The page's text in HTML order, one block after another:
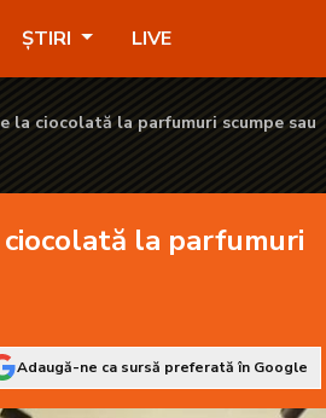
investiții în imagine - KANAL D2
ȘTIRI LIVE
la ciocolată la parfumuri scumpe sau
la parfumuri
Adaugă-ne ca sursă preferată în Google